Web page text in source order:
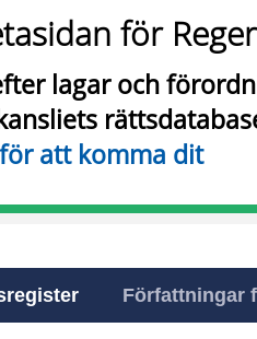
för
lagar och
att komma dit
Författningar